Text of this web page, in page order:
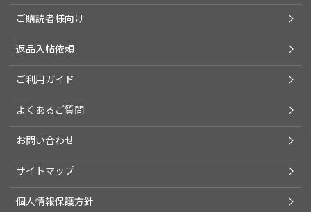
ご購読者様向け
返品入帖依頼
ご利用ガイド
よくあるご質問
お問い合わせ
サイトマップ
個人情報保護方針